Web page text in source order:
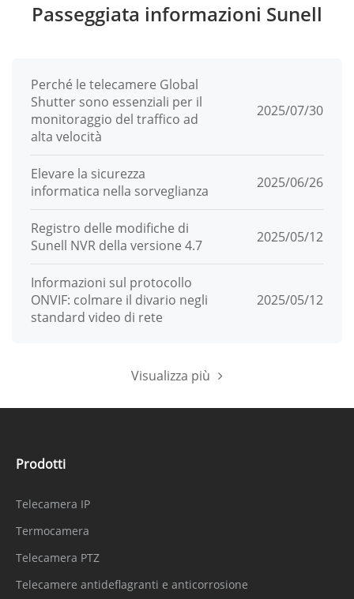
Passeggiata informazioni Sunell
Perché le telecamere Global
Shutter sono essenziali per il
monitoraggio del traffico ad
alta velocità
2025/07/30
Elevare la sicurezza
informatica nella sorveglianza
2025/06/26
Registro delle modifiche di
Sunell NVR della versione 4.7
2025/05/12
Informazioni sul protocollo
ONVIF: colmare il divario negli
standard video di rete
2025/05/12
Visualizza più
Prodotti
Telecamera IP
Termocamera
Telecamera PTZ
Telecamere antideflagranti e anticorrosione